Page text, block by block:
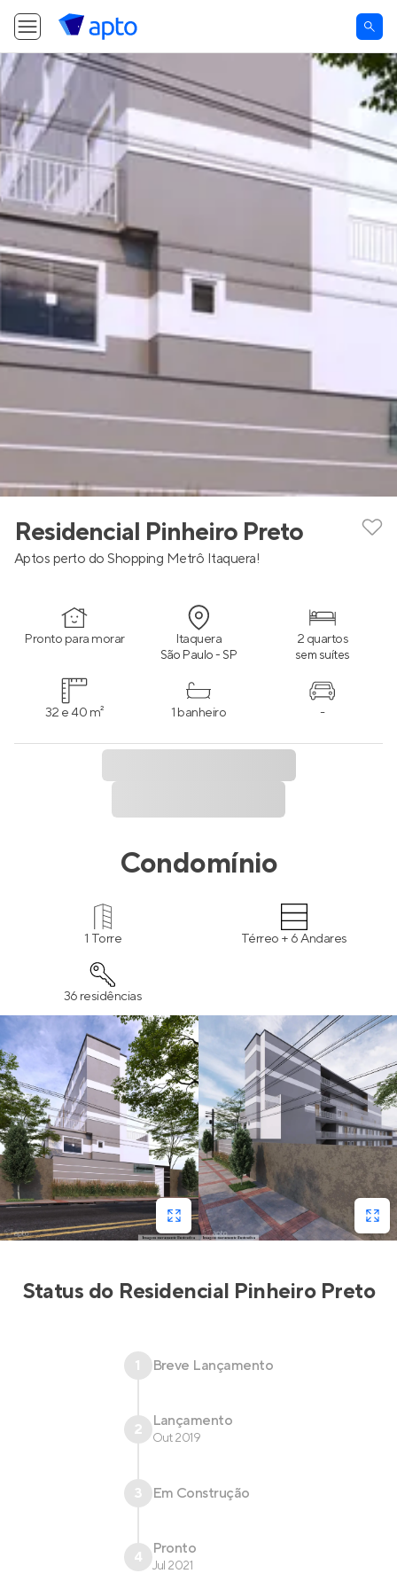
Residencial Pinheiro Preto
Aptos perto do Shopping Metrô Itaquera!
Pronto para morar Itaquera
São Paulo - SP
2 quartos
sem suítes
32 e 40 m² 1 banheiro -
Condomínio
1 Torre Térreo + 6 Andares
36 residências
Status do Residencial Pinheiro Preto
1 Breve Lançamento
2 Lançamento
Out 2019
3 Em Construção
4 Pronto
Jul 2021